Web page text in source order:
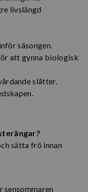
livslängd
säsongen.
att gynna biologisk
slåtter.
sätta frö innan